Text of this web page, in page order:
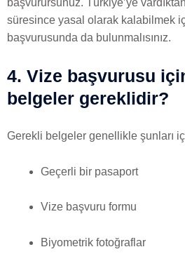
başvurursunuz. Türkiye’ye
süresince yasal olarak kalabilmek
başvurusunda da bulunmalısınız.
4. Vize başvurusu
belgeler gereklidir?
Gerekli belgeler genellikle şunları
Geçerli bir pasaport
Vize başvuru formu
Biyometrik fotoğraflar